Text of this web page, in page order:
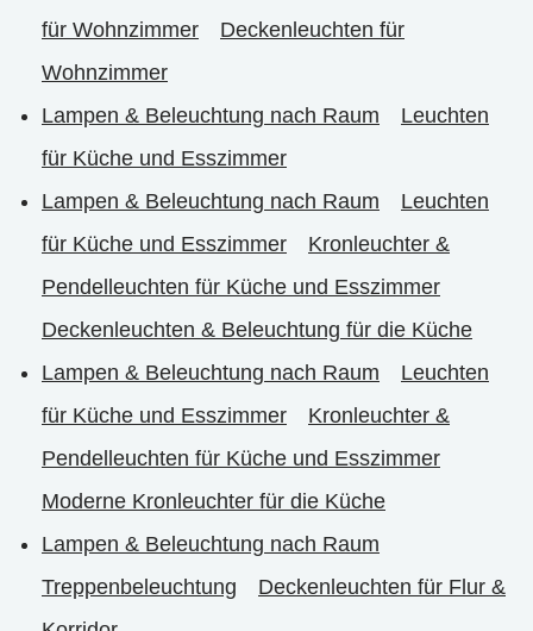
für Wohnzimmer
Deckenleuchten für
Wohnzimmer
Lampen & Beleuchtung nach Raum
Leuchten
für Küche und Esszimmer
Lampen & Beleuchtung nach Raum
Leuchten
für Küche und Esszimmer
Kronleuchter &
Pendelleuchten für Küche und Esszimmer
Deckenleuchten & Beleuchtung für die Küche
Lampen & Beleuchtung nach Raum
Leuchten
für Küche und Esszimmer
Kronleuchter &
Pendelleuchten für Küche und Esszimmer
Moderne Kronleuchter für die Küche
Lampen & Beleuchtung nach Raum
Treppenbeleuchtung
Deckenleuchten für Flur &